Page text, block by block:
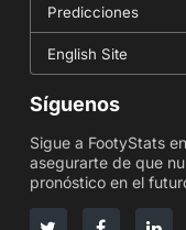
Predicciones
English Site
Síguenos
Sigue a FootyStats
asegurarte de que
pronóstico en el